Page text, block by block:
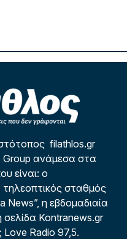
filathlos.gr
Group ανάμεσα στα
είναι: ο
τηλεοπτικός σταθμός
News”, η εβδομαδιαία
σελίδα Kontranews.gr
Love Radio 97,5.